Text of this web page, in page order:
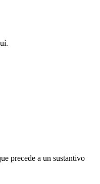
precede a un sustantivo